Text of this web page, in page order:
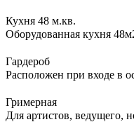
Кухня 48 м.кв.
Оборудованная кухня
Гардероб
Расположен при входе в
Гримерная
Для артистов, ведущего,